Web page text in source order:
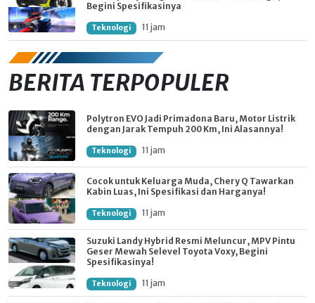
Begini Spesifikasinya
Teknologi 11 jam
BERITA TERPOPULER
Polytron EVO Jadi Primadona Baru, Motor Listrik
dengan Jarak Tempuh 200 Km, Ini Alasannya!
Teknologi 11 jam
Cocok untuk Keluarga Muda, Chery Q Tawarkan
Kabin Luas, Ini Spesifikasi dan Harganya!
Teknologi 11 jam
Suzuki Landy Hybrid Resmi Meluncur, MPV Pintu
Geser Mewah Selevel Toyota Voxy, Begini
Spesifikasinya!
Teknologi 11 jam